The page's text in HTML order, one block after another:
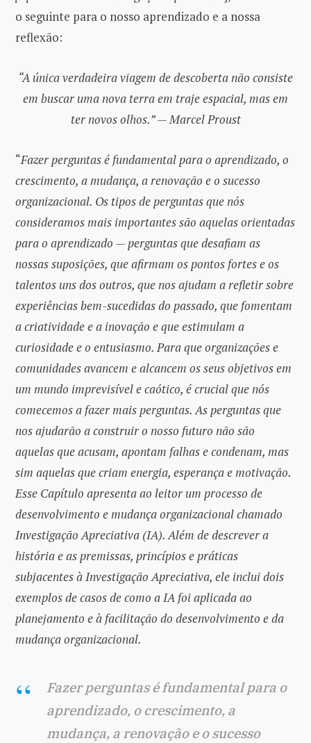
o seguinte para o nosso aprendizado e a nossa
reflexão:
“A única verdadeira viagem de descoberta não consiste
em buscar uma nova terra em traje espacial, mas em
ter novos olhos.” — Marcel Proust
“Fazer perguntas é fundamental para o aprendizado, o
crescimento, a mudança, a renovação e o sucesso
organizacional. Os tipos de perguntas que nós
consideramos mais importantes são aquelas orientadas
para o aprendizado — perguntas que desafiam as
nossas suposições, que afirmam os pontos fortes e os
talentos uns dos outros, que nos ajudam a refletir sobre
experiências bem-sucedidas do passado, que fomentam
a criatividade e a inovação e que estimulam a
curiosidade e o entusiasmo. Para que organizações e
comunidades avancem e alcancem os seus objetivos em
um mundo imprevisível e caótico, é crucial que nós
comecemos a fazer mais perguntas. As perguntas que
nos ajudarão a construir o nosso futuro não são
aquelas que acusam, apontam falhas e condenam, mas
sim aquelas que criam energia, esperança e motivação.
Esse Capítulo apresenta ao leitor um processo de
desenvolvimento e mudança organizacional chamado
Investigação Apreciativa (IA). Além de descrever a
história e as premissas, princípios e práticas
subjacentes à Investigação Apreciativa, ele inclui dois
exemplos de casos de como a IA foi aplicada ao
planejamento e à facilitação do desenvolvimento e da
mudança organizacional.
Fazer perguntas é fundamental para o
aprendizado, o crescimento, a
mudança, a renovação e o sucesso